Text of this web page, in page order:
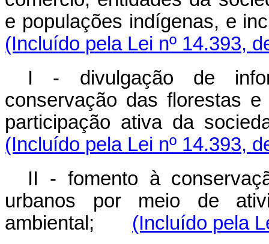
e populações indígenas, e
(Incluído pela Lei nº 14.393,
I - divulgação de
conservação das florestas
participação ativa da
(Incluído pela Lei nº 14.393,
II - fomento à
urbanos por meio de
ambiental; (Incluído pela